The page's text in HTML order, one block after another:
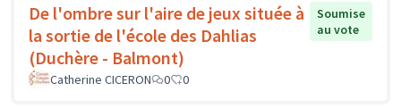
De l'ombre sur l'aire de jeux située à
la sortie de l'école des Dahlias
(Duchère - Balmont)
Soumise
au vote
Catherine CICERON 0 0